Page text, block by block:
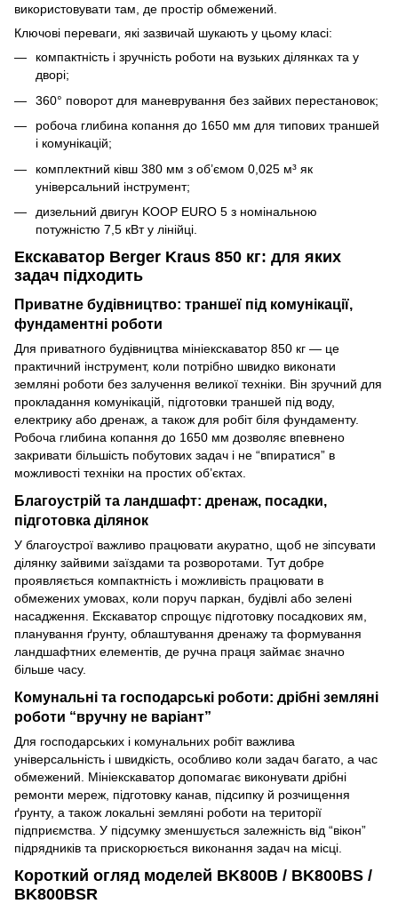
використовувати там, де простір обмежений.
Ключові переваги, які зазвичай шукають у цьому класі:
компактність і зручність роботи на вузьких ділянках та у
дворі;
360° поворот для маневрування без зайвих перестановок;
робоча глибина копання до 1650 мм для типових траншей
і комунікацій;
комплектний ківш 380 мм з об’ємом 0,025 м³ як
універсальний інструмент;
дизельний двигун KOOP EURO 5 з номінальною
потужністю 7,5 кВт у лінійці.
Екскаватор Berger Kraus 850 кг: для яких
задач підходить
Приватне будівництво: траншеї під комунікації,
фундаментні роботи
Для приватного будівництва мініекскаватор 850 кг — це
практичний інструмент, коли потрібно швидко виконати
земляні роботи без залучення великої техніки. Він зручний для
прокладання комунікацій, підготовки траншей під воду,
електрику або дренаж, а також для робіт біля фундаменту.
Робоча глибина копання до 1650 мм дозволяє впевнено
закривати більшість побутових задач і не “впиратися” в
можливості техніки на простих об’єктах.
Благоустрій та ландшафт: дренаж, посадки,
підготовка ділянок
У благоустрої важливо працювати акуратно, щоб не зіпсувати
ділянку зайвими заїздами та розворотами. Тут добре
проявляється компактність і можливість працювати в
обмежених умовах, коли поруч паркан, будівлі або зелені
насадження. Екскаватор спрощує підготовку посадкових ям,
планування ґрунту, облаштування дренажу та формування
ландшафтних елементів, де ручна праця займає значно
більше часу.
Комунальні та господарські роботи: дрібні земляні
роботи “вручну не варіант”
Для господарських і комунальних робіт важлива
універсальність і швидкість, особливо коли задач багато, а час
обмежений. Мініекскаватор допомагає виконувати дрібні
ремонти мереж, підготовку канав, підсипку й розчищення
ґрунту, а також локальні земляні роботи на території
підприємства. У підсумку зменшується залежність від “вікон”
підрядників та прискорюється виконання задач на місці.
Короткий огляд моделей BK800B / BK800BS /
BK800BSR